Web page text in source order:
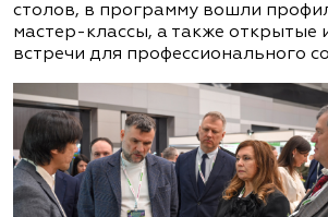
столов, в программу вошли
мастер-классы, а также открытые
встречи для профессионального